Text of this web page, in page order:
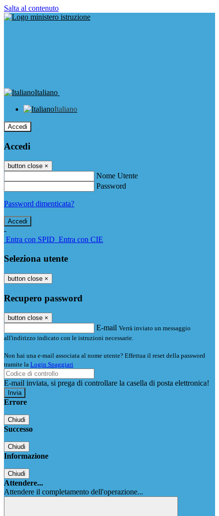
Salta al contenuto
Italiano
Italiano
Accedi
Accedi
button close ×
Nome Utente
Password
Password dimenticata?
-
Entra con SPID Entra con CIE
Seleziona utente
button close ×
Recupero password
button close ×
E-mail Verrà inviato un messaggio
all'indirizzo indicato con le istruzioni necessarie.
Non hai una e-mail associata al nome utente? Effettua il reset della password
tramite la Login Spaggiari
E-mail inviata, si prega di controllare la casella di posta elettronica!
Errore
Chiudi
Successo
Chiudi
Informazione
Chiudi
Attendere...
Attendere il completamento dell'operazione...